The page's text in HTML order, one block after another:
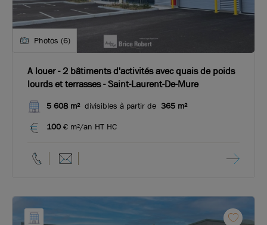
Photos (6)
A louer - 2 bâtiments d'activités avec quais de poids
lourds et terrasses - Saint-Laurent-De-Mure
5 608 m²divisibles à partir de 365 m²
100 € m²/an HT HC